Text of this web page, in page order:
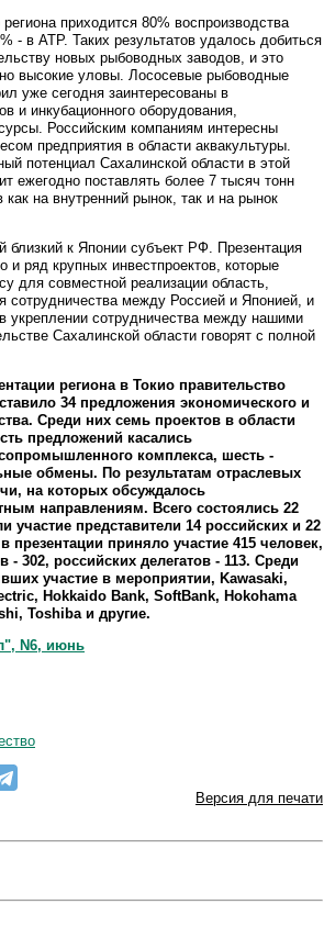
приходится 80% воспроизводства
- в АТР. Таких результатов удалось добиться
новых рыбоводных заводов, и это
высокие уловы. Лососевые рыбоводные
уже сегодня заинтересованы в
и инкубационного оборудования,
Российским компаниям интересны
предприятия в области аквакультуры.
потенциал Сахалинской области в этой
ежегодно поставлять более 7 тысяч тонн
на внутренний рынок, так и на рынок
близкий к Японии субъект РФ. Презентация
и ряд крупных инвестпроектов, которые
для совместной реализации область,
сотрудничества между Россией и Японией, и
укреплении сотрудничества между нашими
Сахалинской области говорят с полной
региона в Токио правительство
34 предложения экономического и
Среди них семь проектов в области
предложений касались
комплекса, шесть -
обмены. По результатам отраслевых
на которых обсуждалось
направлениям. Всего состоялись 22
участие представители 14 российских и 22
презентации приняло участие 415 человек,
- 302, российских делегатов - 113. Среди
участие в мероприятии, Kawasaki,
Hokkaido Bank, SoftBank, Нokohama
Toshiba и другие.
N6, июнь
Версия для печати